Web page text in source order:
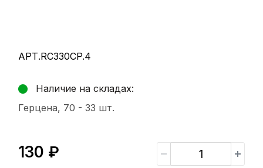
АРТ.RC330CP.4
Наличие на складах:
Герцена, 70 - 33 шт.
130 ₽